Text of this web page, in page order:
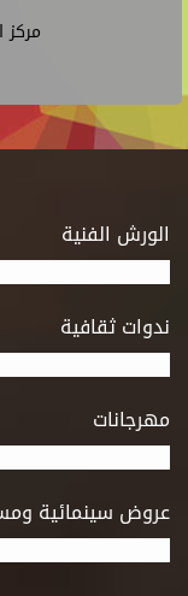
مركز
الورش الفنية
ندوات ثقافية
مهرجانات
عروض سينمائية